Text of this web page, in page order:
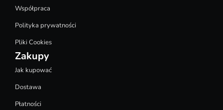
Współpraca
Polityka prywatności
Pliki Cookies
Zakupy
Jak kupować
Dostawa
Płatności